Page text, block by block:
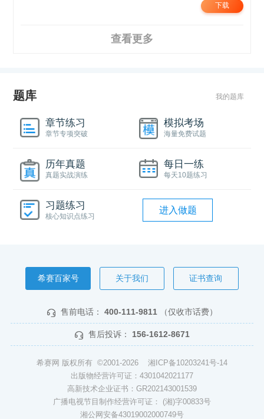
下载
查看更多
题库 我的题库
章节练习
章节专项突破
模拟考场
海量免费试题
历年真题
真题实战演练
每日一练
每天10题练习
习题练习
核心知识点练习
进入做题
希赛百家号 关于我们 证书查询
售前电话： 400-111-9811 （仅收市话费）
售后投诉： 156-1612-8671
希赛网 版权所有 ©2001-2026 湘ICP备10203241号-14
出版物经营许可证：4301042021177
高新技术企业证书：GR202143001539
广播电视节目制作经营许可证： (湘)字00833号
湘公网安备43019002000749号